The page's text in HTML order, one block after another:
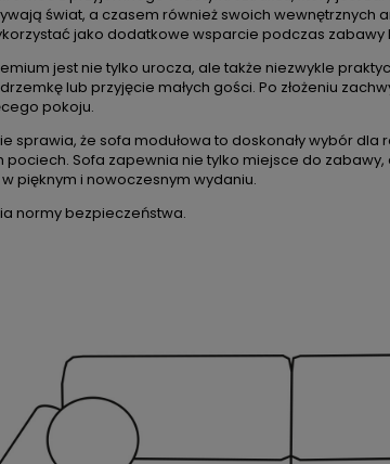
świat, a czasem również swoich wewnętrznych
jako dodatkowe wsparcie podczas zabawy
jest nie tylko urocza, ale także niezwykle
lub przyjęcie małych gości. Po złożeniu
pokoju.
sprawia, że sofa modułowa to doskonały wybór
pociech. Sofa zapewnia nie tylko miejsce do
pięknym i nowoczesnym wydaniu.
normy bezpieczeństwa.